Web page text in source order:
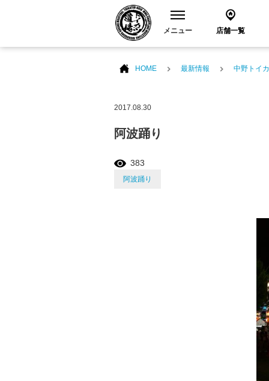
メニュー 店舗一覧
HOME 最新情報 中野トイ
2017.08.30
阿波踊り
383
阿波踊り